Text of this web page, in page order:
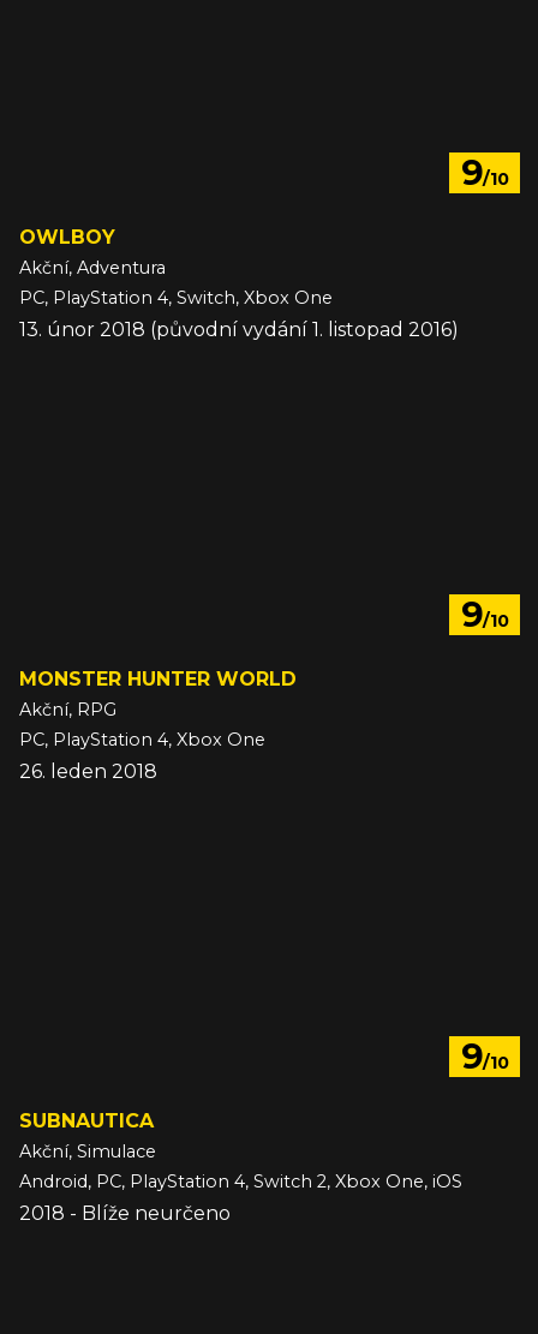
9/10
OWLBOY
Akční, Adventura
PC, PlayStation 4, Switch, Xbox One
13. únor 2018 (původní vydání 1. listopad 2016)
9/10
MONSTER HUNTER WORLD
Akční, RPG
PC, PlayStation 4, Xbox One
26. leden 2018
9/10
SUBNAUTICA
Akční, Simulace
Android, PC, PlayStation 4, Switch 2, Xbox One, iOS
2018 - Blíže neurčeno